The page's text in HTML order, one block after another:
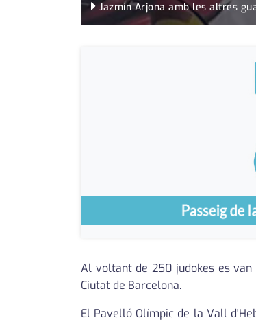
Jazmín Arjona amb les altres
Al voltant de 250 judokes es
Ciutat de Barcelona.
El Pavelló Olímpic de la Vall